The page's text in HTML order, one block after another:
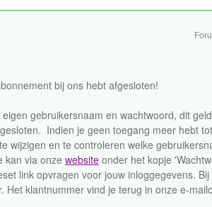
bij ons hebt afgesloten!
gebruikersnaam en wachtwoord, dit
Indien je geen toegang meer hebt
wijzigen en te controleren welke
kan via onze website onder het kopje
link opvragen voor jouw inloggegevens.
Het klantnummer vind je terug in onze e-